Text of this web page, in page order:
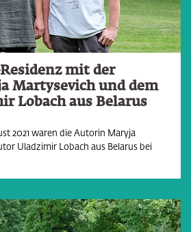
mit der
Martysevich und dem
Lobach aus Belarus
2021 waren die Autorin Maryja
Uladzimir Lobach aus Belarus bei